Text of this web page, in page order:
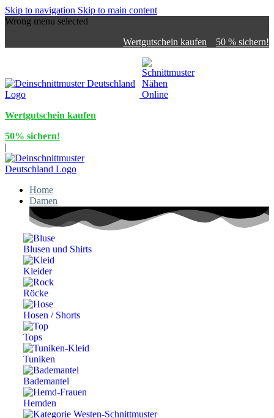
Skip to navigation Skip to main content
Wrong menu selected
Wertgutschein kaufen
50 % sichern!
Wertgutschein kaufen
50% sichern!
|
Home
Damen
Blusen und Shirts
Kleider
Röcke
Hosen / Shorts
Tops
Tuniken
Bademantel
Hemden